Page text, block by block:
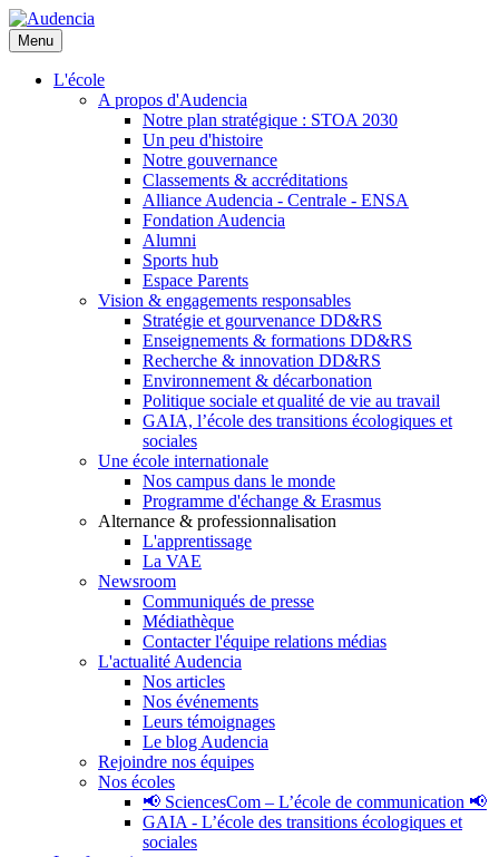
Aller
au
contenu
principal
Menu
L'école
A propos d'Audencia
Notre plan stratégique : STOA 2030
Un peu d'histoire
Notre gouvernance
Classements & accréditations
Alliance Audencia - Centrale - ENSA
Fondation Audencia
Alumni
Sports hub
Espace Parents
Vision & engagements responsables
Stratégie et gourvenance DD&RS
Enseignements & formations DD&RS
Recherche & innovation DD&RS
Environnement & décarbonation
Politique sociale et qualité de vie au travail
GAIA, l’école des transitions écologiques et
sociales
Une école internationale
Nos campus dans le monde
Programme d'échange & Erasmus
Alternance & professionnalisation
L'apprentissage
La VAE
Newsroom
Communiqués de presse
Médiathèque
Contacter l'équipe relations médias
L'actualité Audencia
Nos articles
Nos événements
Leurs témoignages
Le blog Audencia
Rejoindre nos équipes
Nos écoles
📢 SciencesCom – L’école de communication 📢
GAIA - L’école des transitions écologiques et
sociales